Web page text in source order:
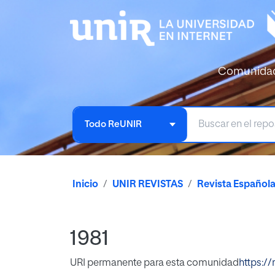
Todo ReUNIR
Inicio UNIR REVISTAS Revista
1981
URI permanente para esta comunidad https://